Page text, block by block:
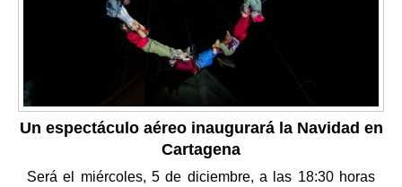
Un espectáculo aéreo inaugurará la Navidad en
Cartagena
Será el miércoles, 5 de diciembre, a las 18:30 horas